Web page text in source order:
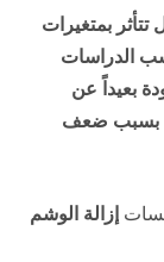
تتأثر بمتغيرات
الدراسات
بعيداً عن
بسبب ضعف
إزالة الوشم